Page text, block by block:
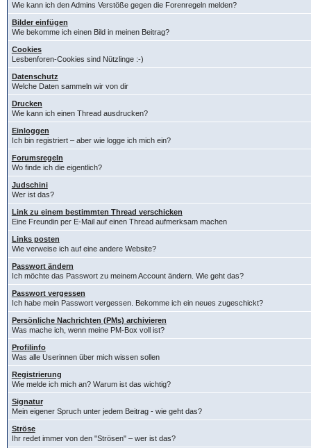
Wie kann ich den Admins Verstöße gegen die Forenregeln melden?
Bilder einfügen
Wie bekomme ich einen Bild in meinen Beitrag?
Cookies
Lesbenforen-Cookies sind Nützlinge :-)
Datenschutz
Welche Daten sammeln wir von dir
Drucken
Wie kann ich einen Thread ausdrucken?
Einloggen
Ich bin registriert – aber wie logge ich mich ein?
Forumsregeln
Wo finde ich die eigentlich?
Judschini
Wer ist das?
Link zu einem bestimmten Thread verschicken
Eine Freundin per E-Mail auf einen Thread aufmerksam machen
Links posten
Wie verweise ich auf eine andere Website?
Passwort ändern
Ich möchte das Passwort zu meinem Account ändern. Wie geht das?
Passwort vergessen
Ich habe mein Passwort vergessen. Bekomme ich ein neues zugeschickt?
Persönliche Nachrichten (PMs) archivieren
Was mache ich, wenn meine PM-Box voll ist?
Profilinfo
Was alle Userinnen über mich wissen sollen
Registrierung
Wie melde ich mich an? Warum ist das wichtig?
Signatur
Mein eigener Spruch unter jedem Beitrag - wie geht das?
Ströse
Ihr redet immer von den "Strösen" – wer ist das?